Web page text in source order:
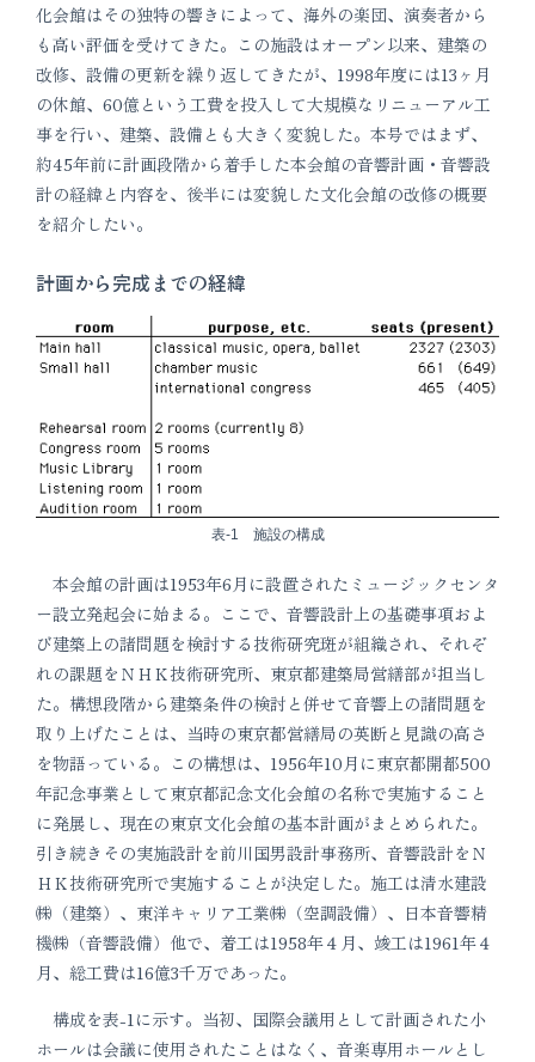
化会館はその独特の響きによって、海外の楽団、演奏者から
も高い評価を受けてきた。この施設はオープン以来、建築の
改修、設備の更新を繰り返してきたが、1998年度には13ヶ月
の休館、60億という工費を投入して大規模なリニューアル工
事を行い、建築、設備とも大きく変貌した。本号ではまず、
約45年前に計画段階から着手した本会館の音響計画・音響設
計の経緯と内容を、後半には変貌した文化会館の改修の概要
を紹介したい。
計画から完成までの経緯
表-1 施設の構成
本会館の計画は1953年6月に設置されたミュージックセンタ
ー設立発起会に始まる。ここで、音響設計上の基礎事項およ
び建築上の諸問題を検討する技術研究斑が組織され、それぞ
れの課題をＮＨＫ技術研究所、東京都建築局営繕部が担当し
た。構想段階から建築条件の検討と併せて音響上の諸問題を
取り上げたことは、当時の東京都営繕局の英断と見識の高さ
を物語っている。この構想は、1956年10月に東京都開都500
年記念事業として東京都記念文化会館の名称で実施すること
に発展し、現在の東京文化会館の基本計画がまとめられた。
引き続きその実施設計を前川国男設計事務所、音響設計をＮ
ＨＫ技術研究所で実施することが決定した。施工は清水建設
㈱（建築）、東洋キャリア工業㈱（空調設備）、日本音響精
機㈱（音響設備）他で、着工は1958年４月、竣工は1961年４
月、総工費は16億3千万であった。
構成を表-1に示す。当初、国際会議用として計画された小
ホールは会議に使用されたことはなく、音楽専用ホールとし